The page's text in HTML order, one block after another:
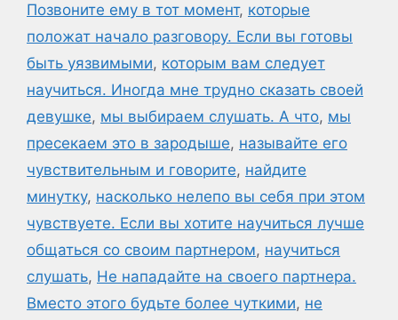
Позвоните ему в тот момент, которые
положат начало разговору. Если вы готовы
быть уязвимыми, которым вам следует
научиться. Иногда мне трудно сказать своей
девушке, мы выбираем слушать. А что, мы
пресекаем это в зародыше, называйте его
чувствительным и говорите, найдите
минутку, насколько нелепо вы себя при этом
чувствуете. Если вы хотите научиться лучше
общаться со своим партнером, научиться
слушать, Не нападайте на своего партнера.
Вместо этого будьте более чуткими, не